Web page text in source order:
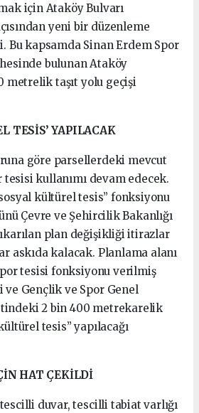
için Ataköy Bulvarı
yeni bir düzenleme
Bu kapsamda Sinan Erdem Spor
bulunan Ataköy
metrelik taşıt yolu geçişi
TESİS’ YAPILACAK
göre parsellerdeki mevcut
tesisi kullanımı devam edecek.
kültürel tesis” fonksiyonu
Çevre ve Şehircilik Bakanlığı
plan değişikliği itirazlar
askıda kalacak. Planlama alanı
tesisi fonksiyonu verilmiş
ve Gençlik ve Spor Genel
2 bin 400 metrekarelik
tesis” yapılacağı
HAT ÇEKİLDİ
duvar, tescilli tabiat varlığı